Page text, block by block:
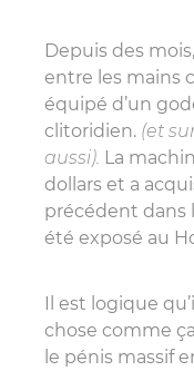
Depuis des
entre les mains
équipé d’un
clitoridien. (et
aussi). La
dollars et a
précédent dans
été exposé au
Il est logique
chose comme
le pénis massif